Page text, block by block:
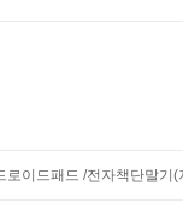
이드패드 /전자책단말기